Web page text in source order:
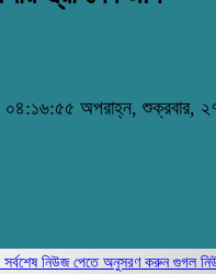
অপরাহ্ন, শুক্রবার,
সর্বশেষ নিউজ পেতে অনুসরণ করুন গুগল